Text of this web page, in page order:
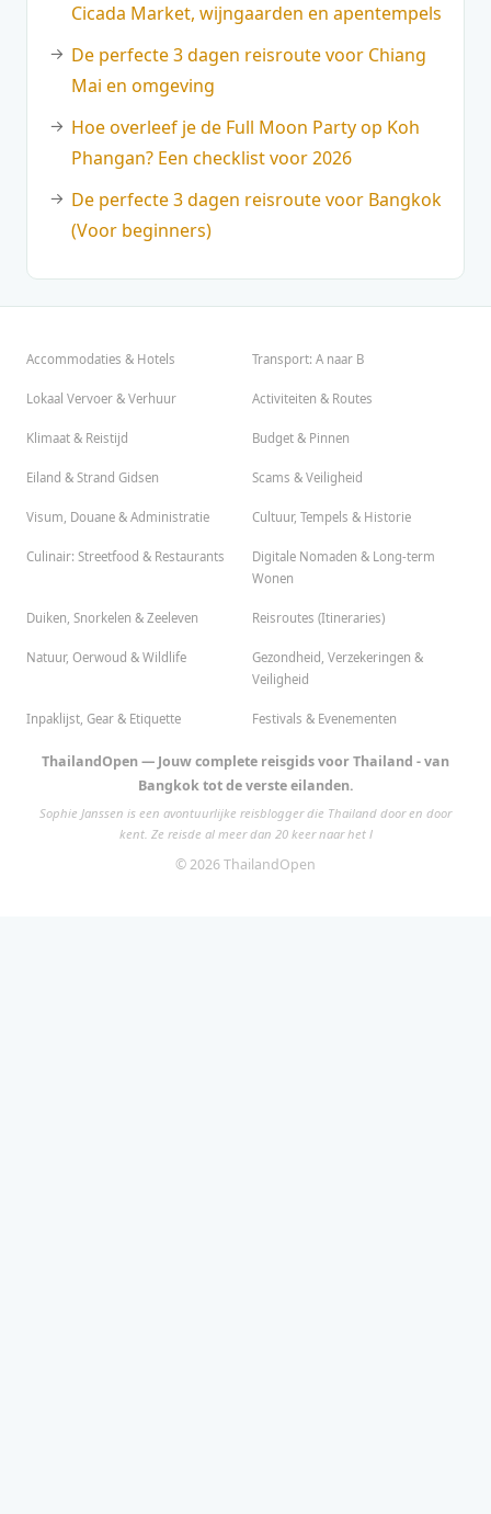
Cicada Market, wijngaarden en apentempels
De perfecte 3 dagen reisroute voor Chiang
Mai en omgeving
Hoe overleef je de Full Moon Party op Koh
Phangan? Een checklist voor 2026
De perfecte 3 dagen reisroute voor Bangkok
(Voor beginners)
Accommodaties & Hotels Transport: A naar B
Lokaal Vervoer & Verhuur Activiteiten & Routes
Klimaat & Reistijd Budget & Pinnen
Eiland & Strand Gidsen Scams & Veiligheid
Visum, Douane & Administratie Cultuur, Tempels & Historie
Culinair: Streetfood & Restaurants
Digitale Nomaden & Long-term
Wonen
Duiken, Snorkelen & Zeeleven Reisroutes (Itineraries)
Natuur, Oerwoud & Wildlife
Gezondheid, Verzekeringen &
Veiligheid
Inpaklijst, Gear & Etiquette Festivals & Evenementen
ThailandOpen — Jouw complete reisgids voor Thailand - van
Bangkok tot de verste eilanden.
Sophie Janssen is een avontuurlijke reisblogger die Thailand door en door
kent. Ze reisde al meer dan 20 keer naar het l
© 2026 ThailandOpen